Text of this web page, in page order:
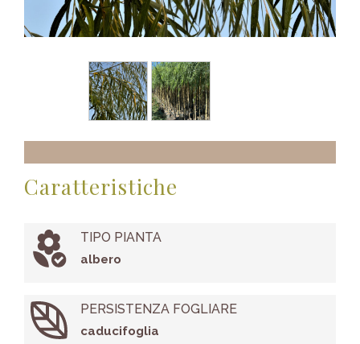
Caratteristiche
TIPO PIANTA
albero
PERSISTENZA FOGLIARE
caducifoglia